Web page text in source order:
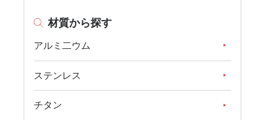
材質から探す
アルミ二ウム
ステンレス
チタン